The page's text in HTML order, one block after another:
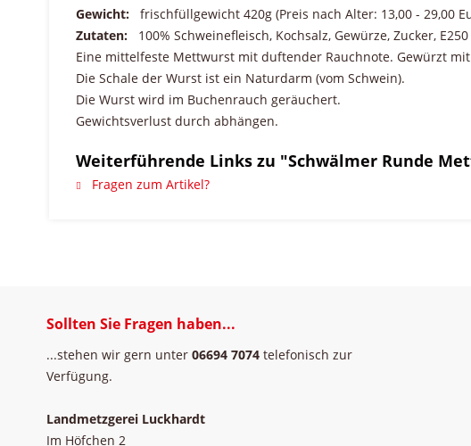
Gewicht: frischfüllgewicht 420g (Preis nach Alter: 13,00 - 29,00
Zutaten: 100% Schweinefleisch, Kochsalz, Gewürze, Zucker,
Eine mittelfeste Mettwurst mit duftender Rauchnote. Gewürzt
Die Schale der Wurst ist ein Naturdarm (vom Schwein).
Die Wurst wird im Buchenrauch geräuchert.
Gewichtsverlust durch abhängen.
Weiterführende Links zu "Schwälmer Runde
Fragen zum Artikel?
Sollten Sie Fragen haben...
...stehen wir gern unter 06694 7074 telefonisch zur
Verfügung.
Landmetzgerei Luckhardt
Im Höfchen 2